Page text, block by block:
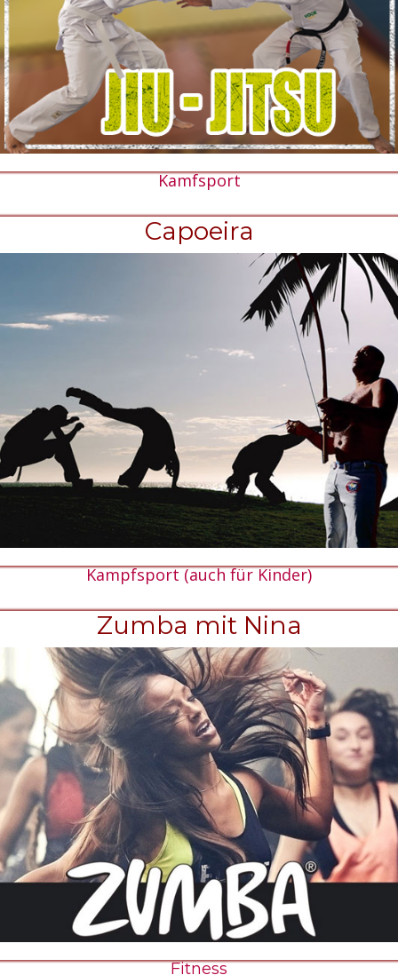
Kamfsport
Capoeira
Kampfsport (auch für Kinder)
Zumba mit Nina
Fitness